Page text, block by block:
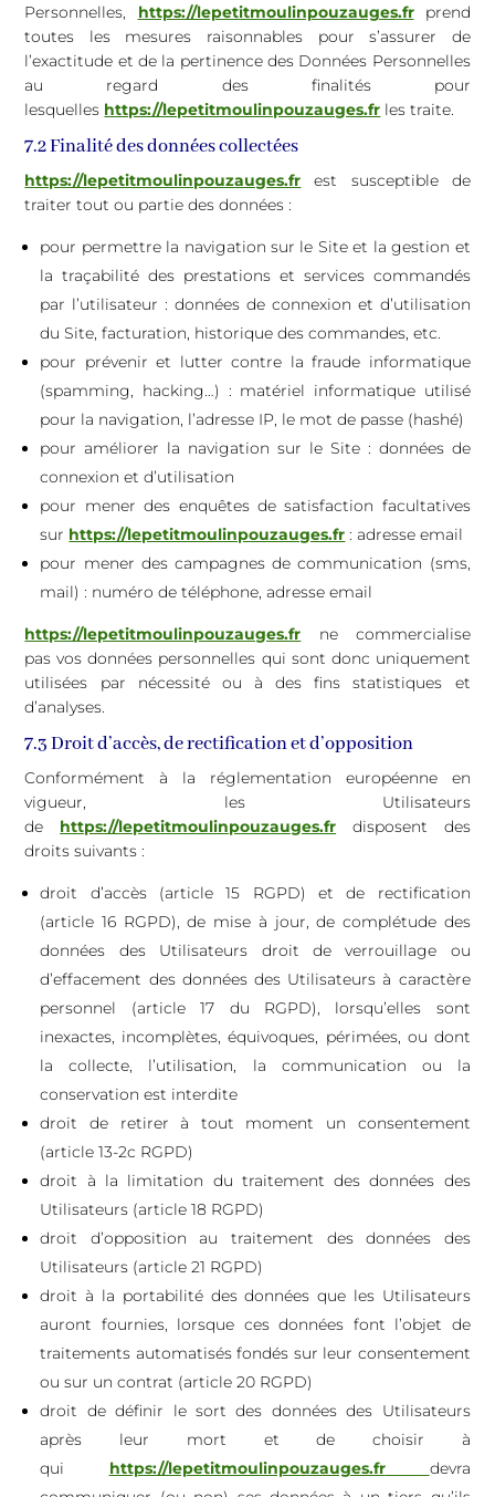
Personnelles,
https://lepetitmoulinpouzauges.fr
prend
toutes les mesures raisonnables pour s’assurer de
l’exactitude et de la pertinence des Données Personnelles
au regard des finalités pour
lesquelles https://lepetitmoulinpouzauges.fr les traite.
7.2 Finalité des données collectées
https://lepetitmoulinpouzauges.fr
est susceptible de
traiter tout ou partie des données :
pour permettre la navigation sur le Site et la gestion et
la traçabilité des prestations et services commandés
par l’utilisateur : données de connexion et d’utilisation
du Site, facturation, historique des commandes, etc.
pour prévenir et lutter contre la fraude informatique
(spamming, hacking…) : matériel informatique utilisé
pour la navigation, l’adresse IP, le mot de passe (hashé)
pour améliorer la navigation sur le Site : données de
connexion et d’utilisation
pour mener des enquêtes de satisfaction facultatives
sur https://lepetitmoulinpouzauges.fr : adresse email
pour mener des campagnes de communication (sms,
mail) : numéro de téléphone, adresse email
https://lepetitmoulinpouzauges.fr
ne commercialise
pas vos données personnelles qui sont donc uniquement
utilisées par nécessité ou à des fins statistiques et
d’analyses.
7.3 Droit d’accès, de rectification et d’opposition
Conformément à la réglementation européenne en
vigueur, les Utilisateurs
de
https://lepetitmoulinpouzauges.fr
disposent des
droits suivants :
droit d’accès (article 15 RGPD) et de rectification
(article 16 RGPD), de mise à jour, de complétude des
données des Utilisateurs droit de verrouillage ou
d’effacement des données des Utilisateurs à caractère
personnel (article 17 du RGPD), lorsqu’elles sont
inexactes, incomplètes, équivoques, périmées, ou dont
la collecte, l’utilisation, la communication ou la
conservation est interdite
droit de retirer à tout moment un consentement
(article 13-2c RGPD)
droit à la limitation du traitement des données des
Utilisateurs (article 18 RGPD)
droit d’opposition au traitement des données des
Utilisateurs (article 21 RGPD)
droit à la portabilité des données que les Utilisateurs
auront fournies, lorsque ces données font l’objet de
traitements automatisés fondés sur leur consentement
ou sur un contrat (article 20 RGPD)
droit de définir le sort des données des Utilisateurs
après leur mort et de choisir à
qui
https://lepetitmoulinpouzauges.fr
devra